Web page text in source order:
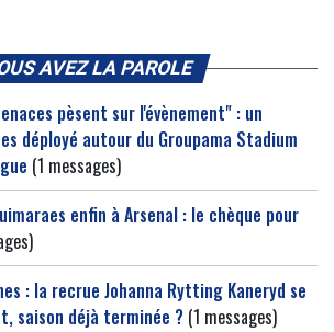
AVEZ LA PAROLE
pèsent sur l'évènement" : un
déployé autour du Groupama Stadium
(1 messages)
enfin à Arsenal : le chèque pour
: la recrue Johanna Rytting Kaneryd se
saison déjà terminée ? (1 messages)